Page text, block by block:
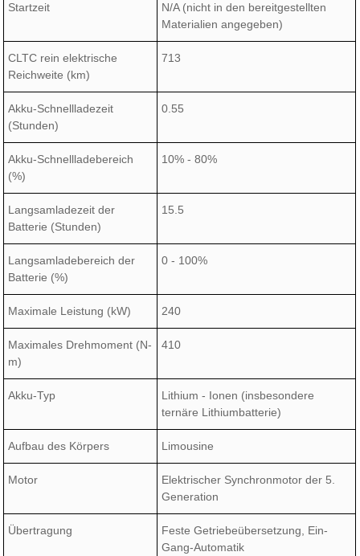
Startzeit
N/A (nicht in den bereitgestellten
Materialien angegeben)
CLTC rein elektrische
Reichweite (km)
713
Akku-Schnellladezeit
(Stunden)
0.55
Akku-Schnellladebereich
(%)
10% - 80%
Langsamladezeit der
Batterie (Stunden)
15.5
Langsamladebereich der
Batterie (%)
0 - 100%
Maximale Leistung (kW) 240
Maximales Drehmoment (N-
m)
410
Akku-Typ
Lithium - Ionen (insbesondere
ternäre Lithiumbatterie)
Aufbau des Körpers Limousine
Motor
Elektrischer Synchronmotor der 5.
Generation
Übertragung
Feste Getriebeübersetzung, Ein-
Gang-Automatik